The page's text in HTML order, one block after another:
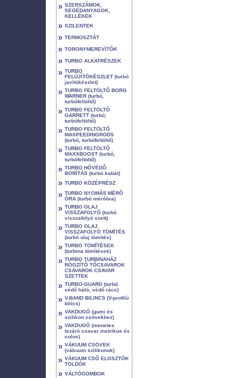
» SZERSZÁMOK,
SEGÉDANYAGOK,
KELLÉKEK
» SZILENTEK
» TERMOSZTÁT
» TORONYMEREVÍTŐK
» TURBO ALKATRÉSZEK
» TURBO
FELÚJÍTÓKÉSZLET (turbó
javítókészlet)
» TURBO FELTÖLTŐ BORG
WARNER (turbó,
turbófeltöltő)
» TURBO FELTÖLTŐ
GARRETT (turbó,
turbófeltöltő)
» TURBO FELTÖLTŐ
MAXPEEDINGRODS
(turbó, turbófeltöltő)
» TURBO FELTÖLTŐ
MAXXBOOST (turbó,
turbófeltöltő)
» TURBO HŐVÉDŐ
BORÍTÁS (turbó kabát)
» TURBO KÖZÉPRÉSZ
» TURBO NYOMÁS MÉRŐ
ÓRA (turbó mérőóra)
» TURBO OLAJ
VISSZAFOLYÓ (turbó
visszafolyó szett)
» TURBO OLAJ
VISSZAFOLYÓ TÖMÍTÉS
(turbó olaj tömítés)
» TURBO TÖMÍTÉSEK
(turbina tömítések)
» TURBO TURBINAHÁZ
RÖGZÍTŐ TŐCSAVAROK
CSAVAROK CSAVAR
SZETTEK
» TURBO-GUARD (turbó
védő háló, védő rács)
» V-BAND BILINCS (V-profilú
bilics)
» VAKDUGÓ (gumi és
szilikon csövekhez)
» VAKDUGÓ (menetes
lezáró csavar metrikus és
colos)
» VÁKUUM CSÖVEK
(vákuum szilikonok)
» VÁKUUM CSŐ ELOSZTÓK
TOLDÓK
» VÁLTÓGOMBOK